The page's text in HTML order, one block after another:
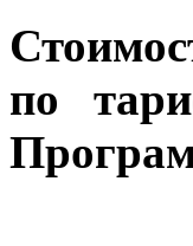
по